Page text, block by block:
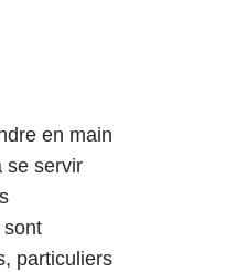
en main
se servir
sont
particuliers